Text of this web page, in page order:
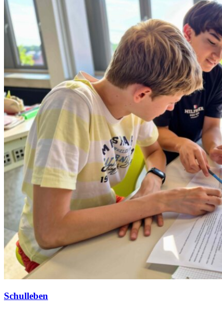
Schulleben